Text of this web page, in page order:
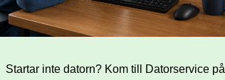
Startar inte datorn? Kom till Datorservice på